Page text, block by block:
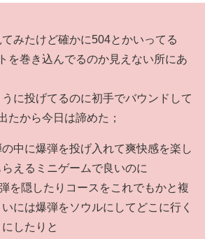
みたけど確かに504とかいってる
を巻き込んでるのか見えない所にあ
に投げてるのに初手でバウンドして
たから今日は諦めた；
中に爆弾を投げ入れて爽快感を楽し
えるミニゲームで良いのに
を隠したりコースをこれでもかと複
には爆弾をソウルにしてどこに行く
したりと